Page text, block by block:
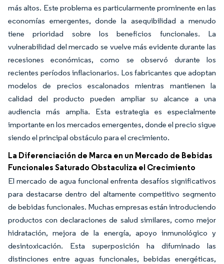
más altos. Este problema es particularmente prominente en las
economías emergentes, donde la asequibilidad a menudo
tiene prioridad sobre los beneficios funcionales. La
vulnerabilidad del mercado se vuelve más evidente durante las
recesiones económicas, como se observó durante los
recientes períodos inflacionarios. Los fabricantes que adoptan
modelos de precios escalonados mientras mantienen la
calidad del producto pueden ampliar su alcance a una
audiencia más amplia. Esta estrategia es especialmente
importante en los mercados emergentes, donde el precio sigue
siendo el principal obstáculo para el crecimiento.
La Diferenciación de Marca en un Mercado de Bebidas
Funcionales Saturado Obstaculiza el Crecimiento
El mercado de agua funcional enfrenta desafíos significativos
para destacarse dentro del altamente competitivo segmento
de bebidas funcionales. Muchas empresas están introduciendo
productos con declaraciones de salud similares, como mejor
hidratación, mejora de la energía, apoyo inmunológico y
desintoxicación. Esta superposición ha difuminado las
distinciones entre aguas funcionales, bebidas energéticas,